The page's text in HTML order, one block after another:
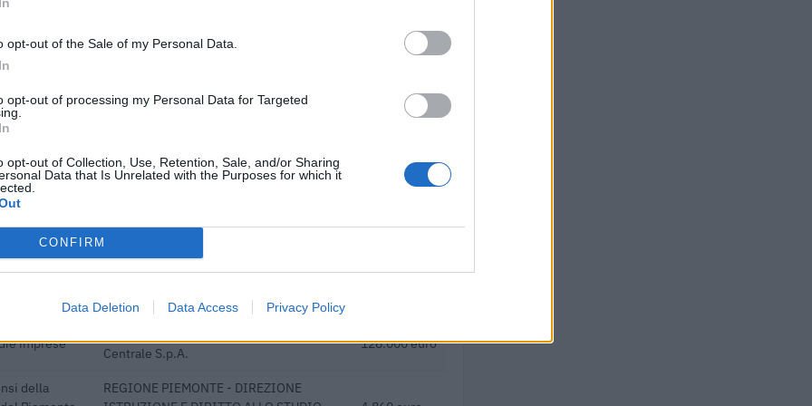
opt-out of the Sale of my Personal Data.
opt-out of processing my Personal Data for Targeted
opt-out of Collection, Use, Retention, Sale, and/or Sharing
Data that Is Unrelated with the Purposes for which it
CONFIRM
Data Deletion Data Access Privacy Policy
Agenzia delle Entrate 54.039 euro
di
da parte
di
da parte
di
da parte
Ministero delle Imprese e del Made in
imprese
Centrale S.p.A.
128.000 euro
della
REGIONE PIEMONTE - DIREZIONE